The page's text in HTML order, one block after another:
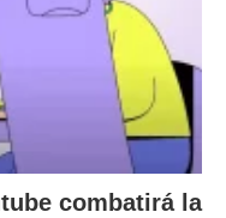
combatirá la